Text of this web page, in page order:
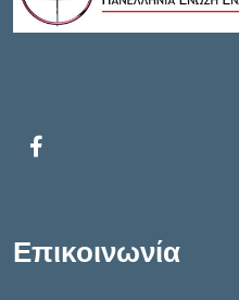
Επικοινωνία